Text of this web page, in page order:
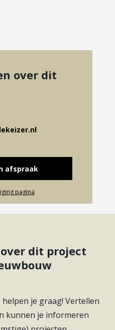
over dit
afspraak
pagina
dit project
je graag! Vertellen
kunnen je informeren